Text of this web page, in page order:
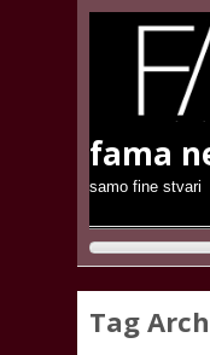
fama
samo fine stvari
Tag